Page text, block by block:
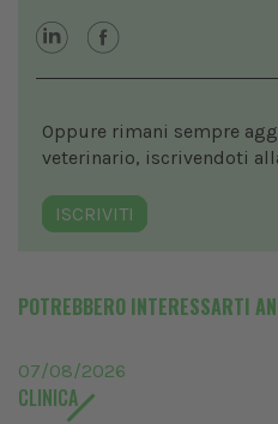
Oppure rimani sempre
veterinario, iscrivendoti
ISCRIVITI
POTREBBERO INTERESSARTI
07/08/2026
CLINICA